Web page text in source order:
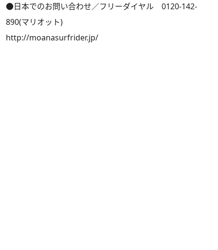
●日本でのお問い合わせ／フリーダイヤル 0120-142-
890(マリオット)
http://moanasurfrider.jp/